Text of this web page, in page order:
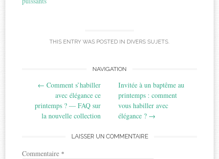
THIS ENTRY WAS POSTED IN DIVERS SUJETS
navigation
NAVIGATION
← Comment s’habiller
avec élégance ce
printemps ? — FAQ sur
la nouvelle collection
Invitée à un baptême au
printemps : comment
vous habiller avec
élégance ? →
LAISSER UN COMMENTAIRE
Commentaire *